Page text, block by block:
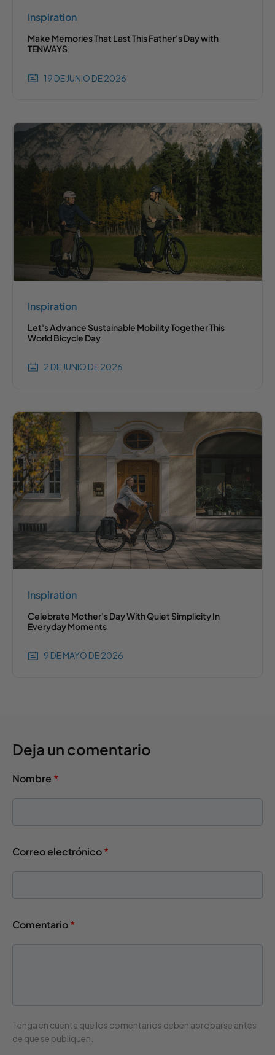
Inspiration
Make Memories That Last This Father's Day with
TENWAYS
19 DE JUNIO DE 2026
Inspiration
Let's Advance Sustainable Mobility Together This
World Bicycle Day
2 DE JUNIO DE 2026
Inspiration
Celebrate Mother's Day With Quiet Simplicity In
Everyday Moments
9 DE MAYO DE 2026
Deja un comentario
Nombre *
Correo electrónico*
Comentario*
Tenga en cuenta que los comentarios deben aprobarse antes
de que se publiquen.